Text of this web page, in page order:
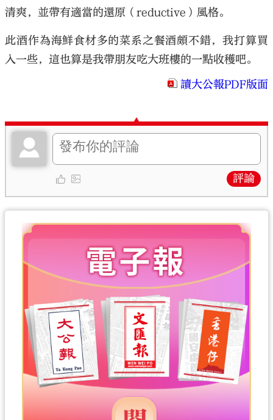
清爽，並帶有適當的還原（reductive）風格。
此酒作為海鮮食材多的菜系之餐酒頗不錯，我打算買
入一些，這也算是我帶朋友吃大班樓的一點收穫吧。
讀大公報PDF版面
評論